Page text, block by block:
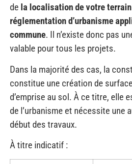
commune. Il n’existe donc pas
valable pour tous les projets.
Dans la majorité des cas, la
constitue une création de
d’emprise au sol. À ce titre, elle
de l’urbanisme et nécessite une
début des travaux.
À titre indicatif :
Surface créée